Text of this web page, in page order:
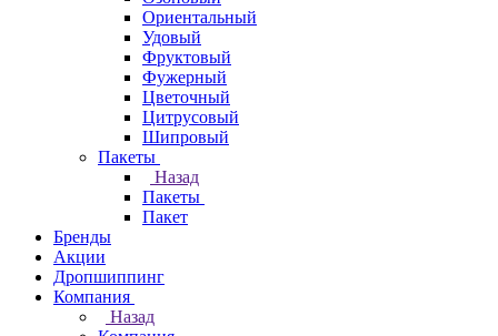
Ориентальный
Удовый
Фруктовый
Фужерный
Цветочный
Цитрусовый
Шипровый
Пакеты
Назад
Пакеты
Пакет
Бренды
Акции
Дропшиппинг
Компания
Назад